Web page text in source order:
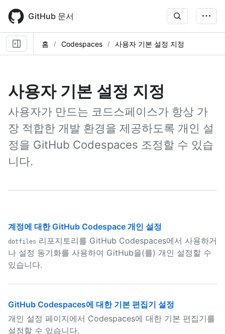
main
content
GitHub 문서
홈 Codespaces 사용자 기본 설정 지정
사용자 기본 설정 지정
사용자가 만드는 코드스페이스가 항상 가
장 적합한 개발 환경을 제공하도록 개인 설
정을 GitHub Codespaces 조정할 수 있습
니다.
계정에 대한 GitHub Codespace 개인 설정
dotfiles 리포지토리를 GitHub Codespaces에서 사용하거
나 설정 동기화를 사용하여 GitHub을(를) 개인 설정할 수
있습니다.
GitHub Codespaces에 대한 기본 편집기 설정
개인 설정 페이지에서 Codespaces에 대한 기본 편집기를
설정할 수 있습니다.